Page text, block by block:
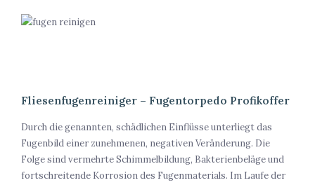
Fliesenfugenreiniger – Fugentorpedo Profikoffer
Durch die genannten, schädlichen Einflüsse unterliegt das
Fugenbild einer zunehmenen, negativen Veränderung. Die
Folge sind vermehrte Schimmelbildung, Bakterienbeläge und
fortschreitende Korrosion des Fugenmaterials. Im Laufe der